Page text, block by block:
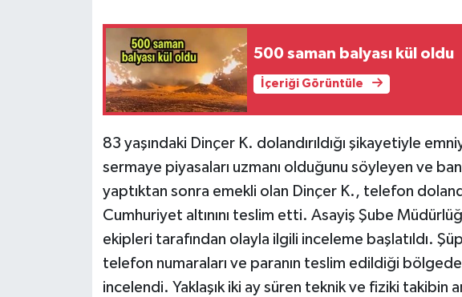
500 saman balyası kül oldu
İçeriği Görüntüle
83 yaşındaki Dinçer K. dolandırıldığı şikayetiyle
sermaye piyasaları uzmanı olduğunu söyleyen ve
yaptıktan sonra emekli olan Dinçer K., telefon
Cumhuriyet altınını teslim etti. Asayiş Şube
ekipleri tarafından olayla ilgili inceleme başlatıldı.
telefon numaraları ve paranın teslim edildiği
incelendi. Yaklaşık iki ay süren teknik ve fiziki takibin